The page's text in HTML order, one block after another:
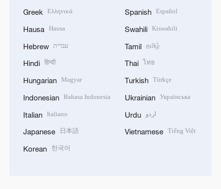
Greek Ελληνικά
Hausa Hausa
Hebrew עברית
Hindi हिन्दी
Hungarian Magyar
Indonesian Bahasa Indonesia
Italian Italiano
Japanese 日本語
Korean 한국어
Spanish Español
Swahili Kiswahili
Tamil தமிழ்
Thai ไทย
Turkish Türkçe
Ukrainian Українська
Urdu اردو
Vietnamese Tiếng Việt